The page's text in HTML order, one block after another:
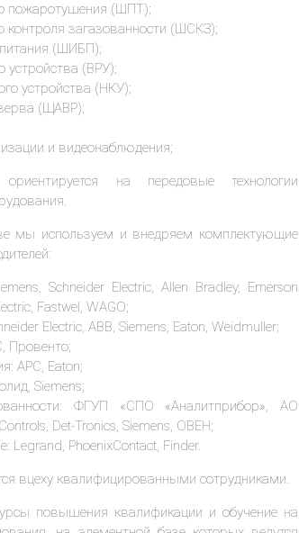
пожаротушения (ШПТ);
загазованности (ШСКЗ);
(ШИБП);
устройства (ВРУ);
устройства (НКУ);
(ЩАВР);
и видеонаблюдения;
на передовые технологии
мы используем и внедряем комплектующие
Schneider Electric, Allen Bradley, Emerson
Fastwel, WAGO;
Electric, ABB, Siemens, Eaton, Weidmuller;
Провенто;
APC, Eaton;
Siemens;
ФГУП «СПО «Аналитприбор», АО
Det-Tronics, Siemens, ОВЕН;
Legrand, PhoenixContact, Finder.
вцеху квалифицированными сотрудниками.
повышения квалификации и обучение на